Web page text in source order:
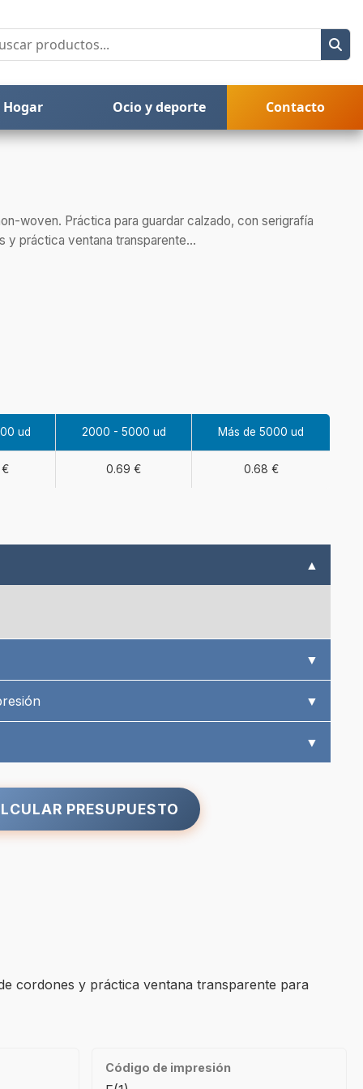
Hogar Ocio y deporte Contacto
woven. Práctica para guardar calzado, con serigrafía
y práctica ventana transparente...
ud 2000 - 5000 ud Más de 5000 ud
0.69 € 0.68 €
▲
▼
▼
▼
PRESUPUESTO
cordones y práctica ventana transparente para
Código de impresión